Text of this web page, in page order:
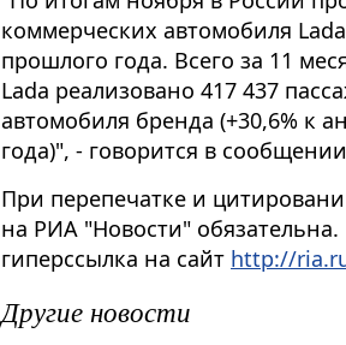
коммерческих автомобиля
прошлого года​​​. Всего за 11
Lada реализовано 417 437
автомобиля бренда (+30,6% к
года)", - говорится в
При перепечатке и
на РИА "Новости"
гиперссылка на сайт http://
Другие новости